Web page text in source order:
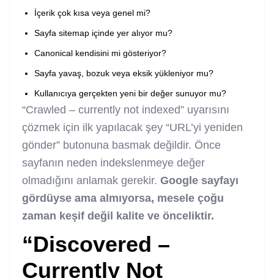
İçerik çok kısa veya genel mi?
Sayfa sitemap içinde yer alıyor mu?
Canonical kendisini mi gösteriyor?
Sayfa yavaş, bozuk veya eksik yükleniyor mu?
Kullanıcıya gerçekten yeni bir değer sunuyor mu?
“Crawled – currently not indexed” uyarısını
çözmek için ilk yapılacak şey “URL’yi yeniden
gönder” butonuna basmak değildir. Önce
sayfanın neden indekslenmeye değer
olmadığını anlamak gerekir. Google sayfayı
gördüyse ama almıyorsa, mesele çoğu
zaman keşif değil kalite ve önceliktir.
“Discovered –
Currently Not